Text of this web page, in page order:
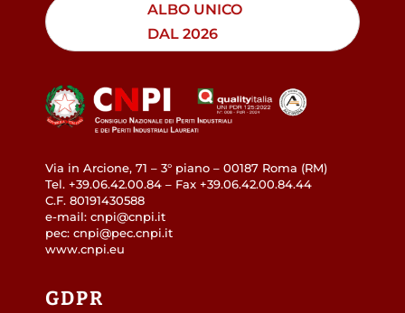
ALBO UNICO
DAL 2026
Via in Arcione, 71 – 3° piano – 00187 Roma (RM)
Tel. +39.06.42.00.84 – Fax +39.06.42.00.84.44
C.F. 80191430588
e-mail: cnpi@cnpi.it
pec: cnpi@pec.cnpi.it
www.cnpi.eu
GDPR